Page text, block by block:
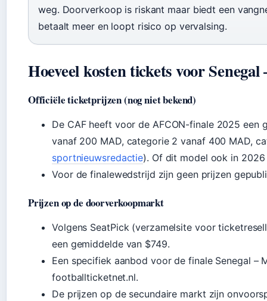
weg. Doorverkoop is riskant maar biedt een
betaalt meer en loopt risico op vervalsing.
Hoeveel kosten tickets voor
Officiële ticketprijzen (nog niet bekend)
De CAF heeft voor de AFCON-finale 2025
vanaf 200 MAD, categorie 2 vanaf 400 MAD,
sportnieuwsredactie). Of dit model ook in
Voor de finalewedstrijd zijn geen prijzen
Prijzen op de doorverkoopmarkt
Volgens SeatPick (verzamelsite voor
een gemiddelde van $749.
Een specifiek aanbod voor de finale Senegal –
footballticketnet.nl.
De prijzen op de secundaire markt zijn